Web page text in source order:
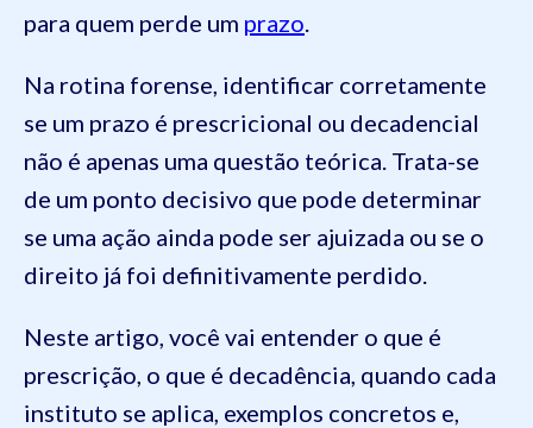
para quem perde um prazo
Na rotina forense, identificar corretamente
se um prazo é prescricional ou decadencial
não é apenas uma questão teórica. Trata-se
de um ponto decisivo que pode determinar
se uma ação ainda pode ser ajuizada ou se o
direito já foi definitivamente perdido.
Neste artigo, você vai entender o que é
prescrição, o que é decadência, quando cada
instituto se aplica, exemplos concretos e,